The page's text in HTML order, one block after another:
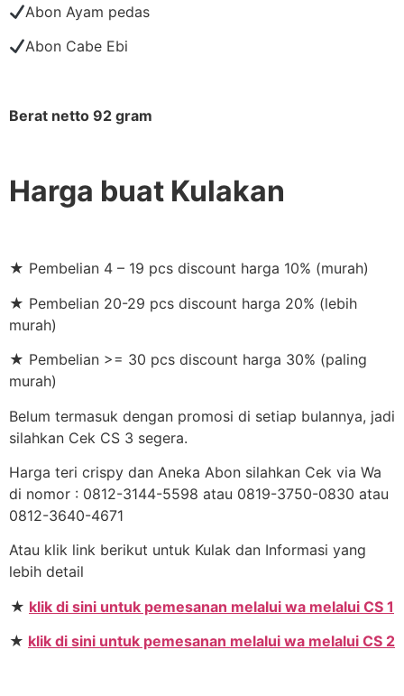
Abon Ayam pedas
Abon Cabe Ebi
Berat netto 92 gram
Harga buat Kulakan
★ Pembelian 4 – 19 pcs discount harga 10% (murah)
★ Pembelian 20-29 pcs discount harga 20% (lebih
murah)
★ Pembelian >= 30 pcs discount harga 30% (paling
murah)
Belum termasuk dengan promosi di setiap bulannya, jadi
silahkan Cek CS 3 segera.
Harga teri crispy dan Aneka Abon silahkan Cek via Wa
di nomor : 0812-3144-5598 atau 0819-3750-0830 atau
0812-3640-4671
Atau klik link berikut untuk Kulak dan Informasi yang
lebih detail
★ klik di sini untuk pemesanan melalui wa melalui CS 1
★ klik di sini untuk pemesanan melalui wa melalui CS 2